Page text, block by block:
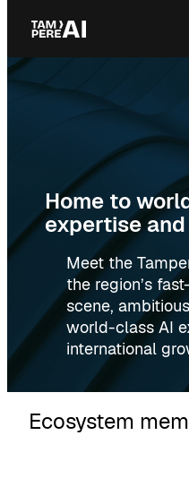
Skip
content
Home to
expertise
Meet the
the region’s
scene,
world-class AI
international
Ecosystem